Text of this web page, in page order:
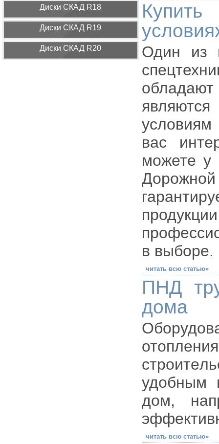
Диcки СКАД R18
Диcки СКАД R19
Диcки СКАД R20
Один из
условиям
вас
можете у
в выборе.
читать всю статью»
ПНД
дома
удобным
дом,
читать всю статью»